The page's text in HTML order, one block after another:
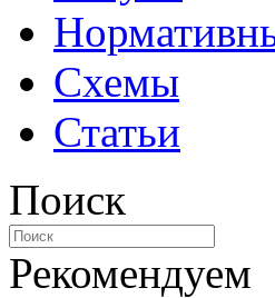
Схемы
Статьи
Поиск
Рекомендуем